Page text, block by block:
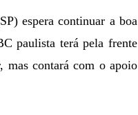
espera continuar a boa
paulista terá pela frente
mas contará com o apoio